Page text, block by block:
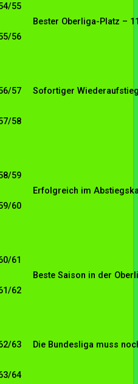
55
56
Bester Oberliga-Platz –
57
58
Sofortiger
59
60
Erfolgreich im
61
62
Beste Saison in der
63
64
Die Bundesliga muss